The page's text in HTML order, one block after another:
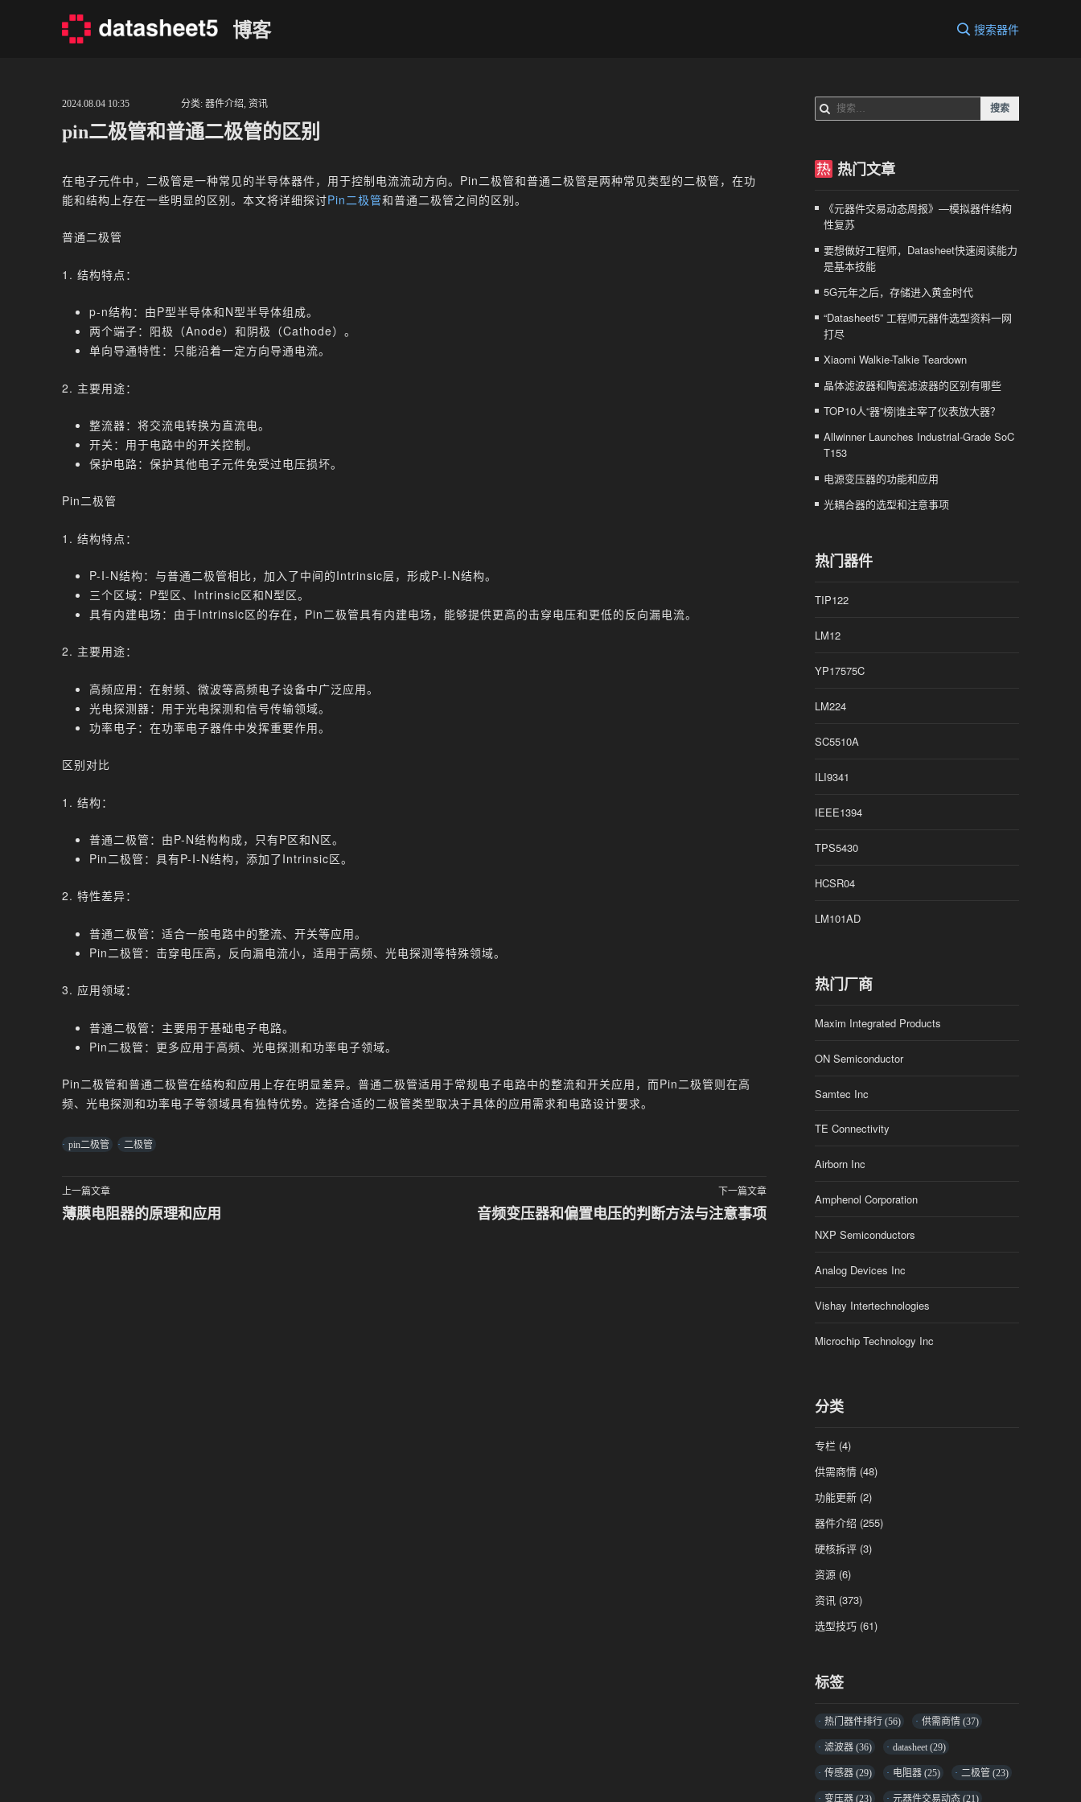
博客 搜索器件
2024.08.04 10:35 分类: 器件介绍, 资讯
pin二极管和普通二极管的区别
在电子元件中，二极管是一种常见的半导体器件，用于控制电流流动方向。Pin二极管和普通二极管是两种常见类型的二极管，在功
能和结构上存在一些明显的区别。本文将详细探讨Pin二极管和普通二极管之间的区别。
普通二极管
1. 结构特点：
p-n结构：由P型半导体和N型半导体组成。
两个端子：阳极（Anode）和阴极（Cathode）。
单向导通特性：只能沿着一定方向导通电流。
2. 主要用途：
整流器：将交流电转换为直流电。
开关：用于电路中的开关控制。
保护电路：保护其他电子元件免受过电压损坏。
Pin二极管
1. 结构特点：
P-I-N结构：与普通二极管相比，加入了中间的Intrinsic层，形成P-I-N结构。
三个区域：P型区、Intrinsic区和N型区。
具有内建电场：由于Intrinsic区的存在，Pin二极管具有内建电场，能够提供更高的击穿电压和更低的反向漏电流。
2. 主要用途：
高频应用：在射频、微波等高频电子设备中广泛应用。
光电探测器：用于光电探测和信号传输领域。
功率电子：在功率电子器件中发挥重要作用。
区别对比
1. 结构：
普通二极管：由P-N结构构成，只有P区和N区。
Pin二极管：具有P-I-N结构，添加了Intrinsic区。
2. 特性差异：
普通二极管：适合一般电路中的整流、开关等应用。
Pin二极管：击穿电压高，反向漏电流小，适用于高频、光电探测等特殊领域。
3. 应用领域：
普通二极管：主要用于基础电子电路。
Pin二极管：更多应用于高频、光电探测和功率电子领域。
Pin二极管和普通二极管在结构和应用上存在明显差异。普通二极管适用于常规电子电路中的整流和开关应用，而Pin二极管则在高
频、光电探测和功率电子等领域具有独特优势。选择合适的二极管类型取决于具体的应用需求和电路设计要求。
pin二极管 二极管
文
下一篇文章
音频变压器和偏置电压的判断方法与注意事项
上一篇文章
薄膜电阻器的原理和应用
搜
索：
热门文章
《元器件交易动态周报》—模拟器件结构
性复苏
要想做好工程师，Datasheet快速阅读能力
是基本技能
5G元年之后，存储进入黄金时代
“Datasheet5” 工程师元器件选型资料一网
打尽
Xiaomi Walkie-Talkie Teardown
晶体滤波器和陶瓷滤波器的区别有哪些
TOP10人“器”榜|谁主宰了仪表放大器？
Allwinner Launches Industrial-Grade SoC
T153
电源变压器的功能和应用
光耦合器的选型和注意事项
热门器件
TIP122
LM12
YP17575C
LM224
SC5510A
ILI9341
IEEE1394
TPS5430
HCSR04
LM101AD
热门厂商
Maxim Integrated Products
ON Semiconductor
Samtec Inc
TE Connectivity
Airborn Inc
Amphenol Corporation
NXP Semiconductors
Analog Devices Inc
Vishay Intertechnologies
Microchip Technology Inc
分类
专栏 (4)
供需商情 (48)
功能更新 (2)
器件介绍 (255)
硬核拆评 (3)
资源 (6)
资讯 (373)
选型技巧 (61)
标签
热门器件排行(56) 供需商情(37)
滤波器(36) datasheet(29)
传感器(29) 电阻器(25) 二极管 (23)
变压器(23) 元器件交易动态(21)